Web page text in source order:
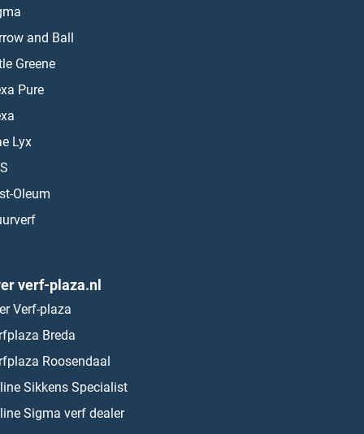
and Ball
Greene
Pure
Lyx
Oleum
verf-plaza.nl
Verf-plaza
Breda
Roosendaal
Sikkens Specialist
Sigma verf dealer